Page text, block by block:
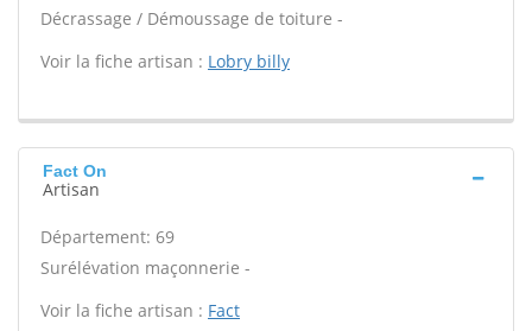
Décrassage / Démoussage de toiture -
Voir la fiche artisan : Lobry billy
Fact On
Artisan
Département: 69
Surélévation maçonnerie -
Voir la fiche artisan : Fact